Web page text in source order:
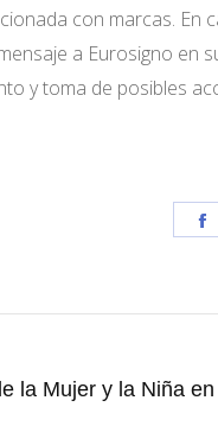
con marcas. En
a Eurosigno en
y toma de posibles
la Mujer y la Niña